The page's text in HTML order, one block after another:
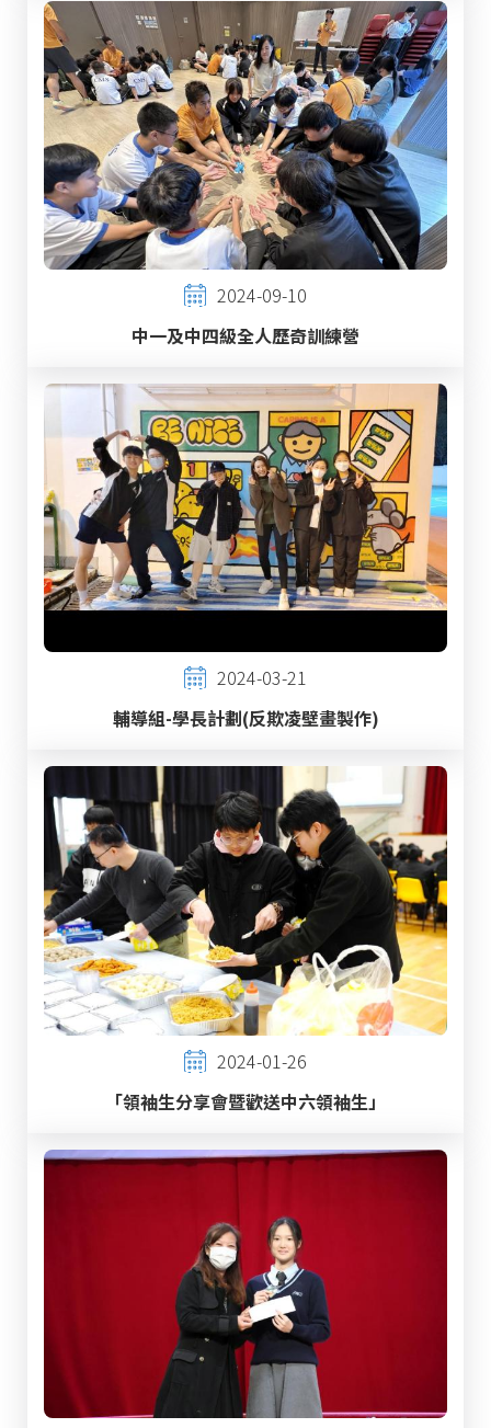
2024-09-10
中一及中四級全人歷奇訓練營
2024-03-21
輔導組-學長計劃(反欺凌壁畫製作)
2024-01-26
「領袖生分享會暨歡送中六領袖生」